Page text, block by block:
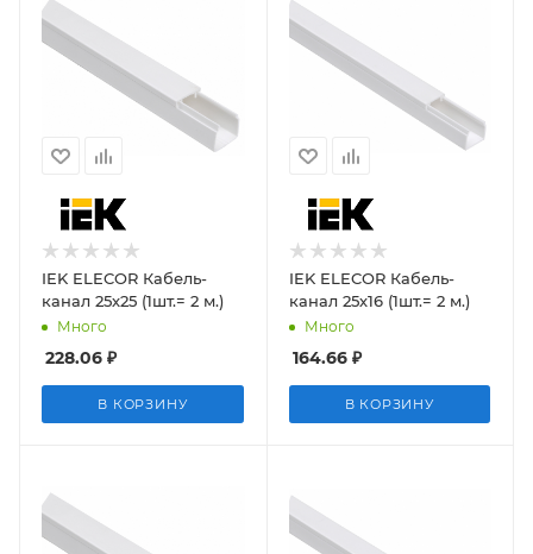
IEK ELECOR Кабель-
канал 25х25 (1шт.= 2 м.)
Много
228.06 ₽
В КОРЗИНУ
IEK ELECOR Кабель-
канал 25х16 (1шт.= 2 м.)
Много
164.66₽
В КОРЗИНУ